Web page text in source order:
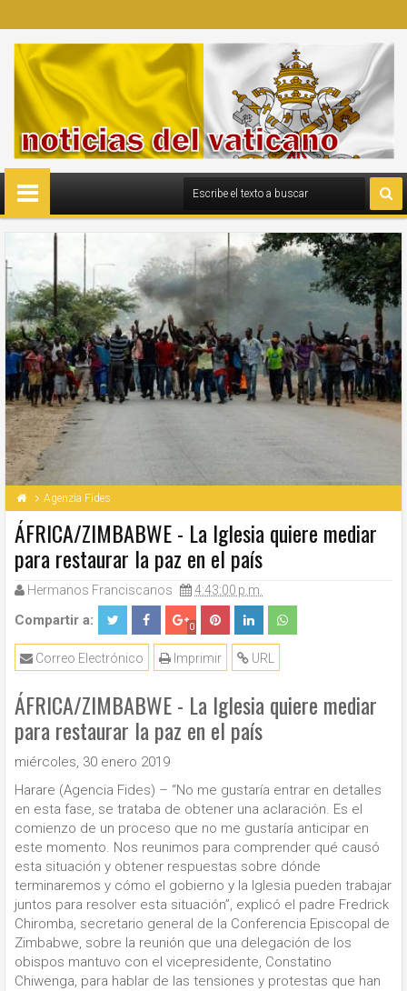
Agenzia Fides
ÁFRICA/ZIMBABWE - La Iglesia quiere mediar
para restaurar la paz en el país
Hermanos Franciscanos 4:43:00 p.m.
Compartir a: 0
URL
Imprimir
Correo Electrónico
ÁFRICA/ZIMBABWE - La Iglesia quiere mediar
para restaurar la paz en el país
miércoles, 30 enero 2019
Harare (Agencia Fides) – “No me gustaría entrar en detalles
en esta fase, se trataba de obtener una aclaración. Es el
comienzo de un proceso que no me gustaría anticipar en
este momento. Nos reunimos para comprender qué causó
esta situación y obtener respuestas sobre dónde
terminaremos y cómo el gobierno y la Iglesia pueden trabajar
juntos para resolver esta situación”, explicó el padre Fredrick
Chiromba, secretario general de la Conferencia Episcopal de
Zimbabwe, sobre la reunión que una delegación de los
obispos mantuvo con el vicepresidente, Constatino
Chiwenga, para hablar de las tensiones y protestas que han